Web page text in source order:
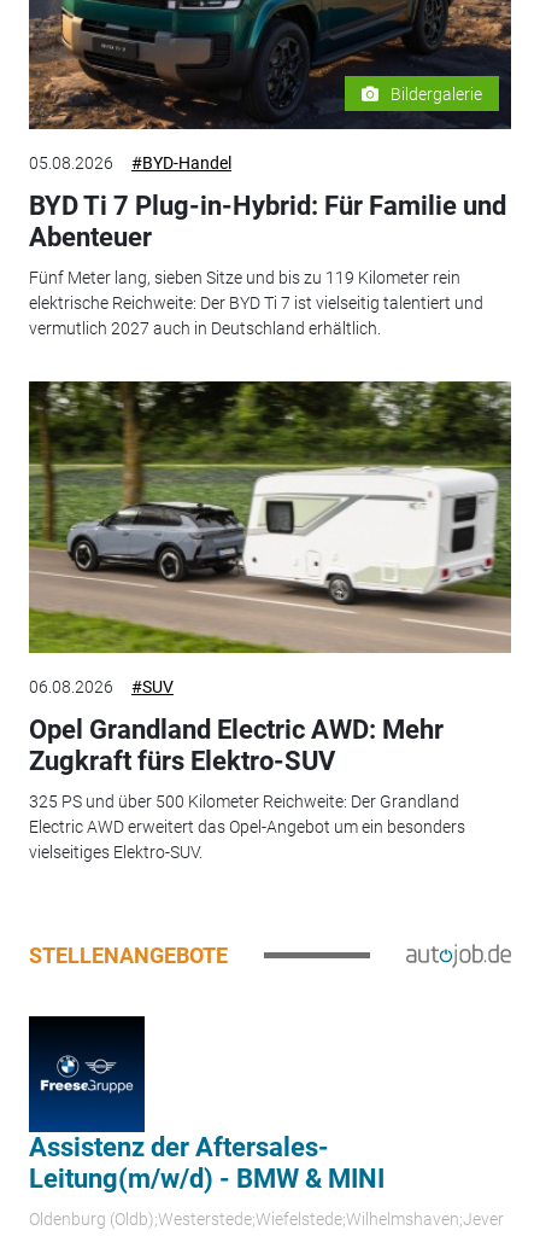
Bildergalerie
05.08.2026 #BYD-Handel
BYD Ti 7 Plug-in-Hybrid: Für Familie und
Abenteuer
Fünf Meter lang, sieben Sitze und bis zu 119 Kilometer rein
elektrische Reichweite: Der BYD Ti 7 ist vielseitig talentiert und
vermutlich 2027 auch in Deutschland erhältlich.
06.08.2026 #SUV
Opel Grandland Electric AWD: Mehr
Zugkraft fürs Elektro-SUV
325 PS und über 500 Kilometer Reichweite: Der Grandland
Electric AWD erweitert das Opel-Angebot um ein besonders
vielseitiges Elektro-SUV.
STELLENANGEBOTE
Assistenz der Aftersales-
Leitung(m/w/d) - BMW & MINI
Oldenburg (Oldb);Westerstede;Wiefelstede;Wilhelmshaven;Jever